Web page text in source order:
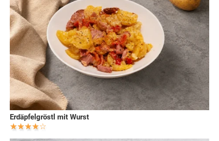
Erdäpfelgröstl mit Wurst